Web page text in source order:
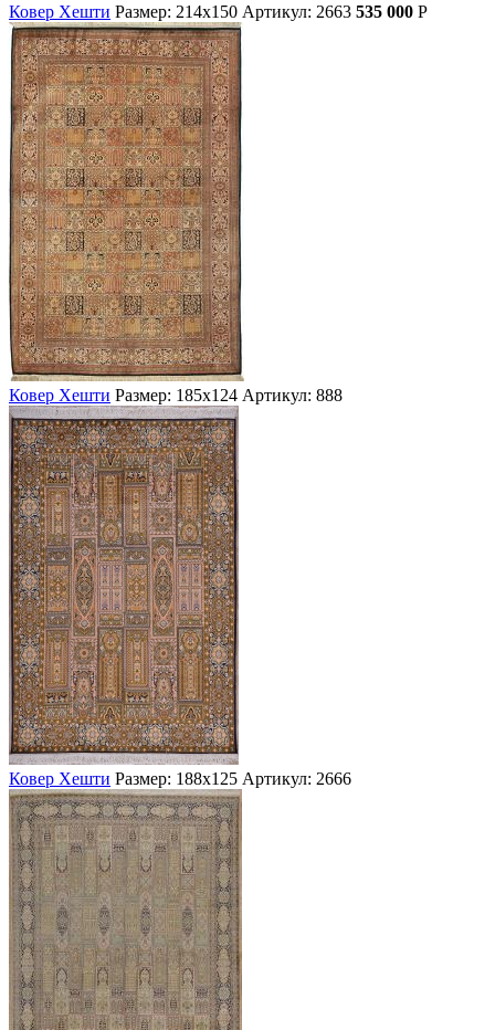
Ковер Хешти Размер: 214х150 Артикул: 2663 535 000 Р
Ковер Хешти Размер: 185х124 Артикул: 888
Ковер Хешти Размер: 188х125 Артикул: 2666